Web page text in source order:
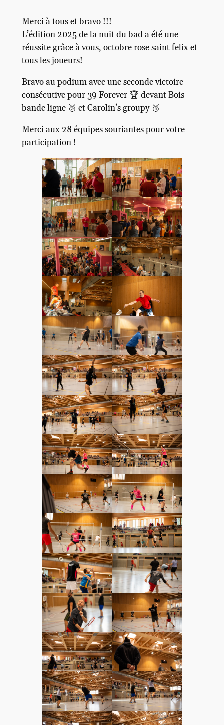
Merci à tous et bravo !!!
L’édition 2025 de la nuit du bad a été une
réussite grâce à vous, octobre rose saint felix et
tous les joueurs!
Bravo au podium avec une seconde victoire
consécutive pour 39 Forever 🏆 devant Bois
bande ligne 🥈 et Carolin’s groupy 🥉
Merci aux 28 équipes souriantes pour votre
participation !